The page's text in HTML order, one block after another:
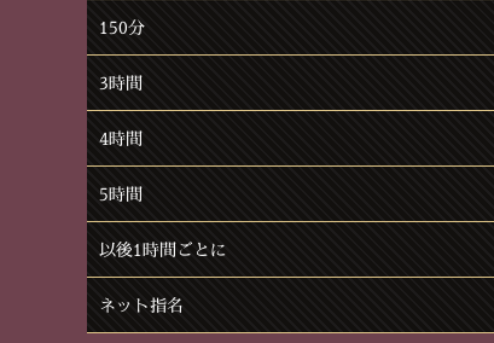
150分
3時間
4時間
5時間
以後1時間ごとに
ネット指名